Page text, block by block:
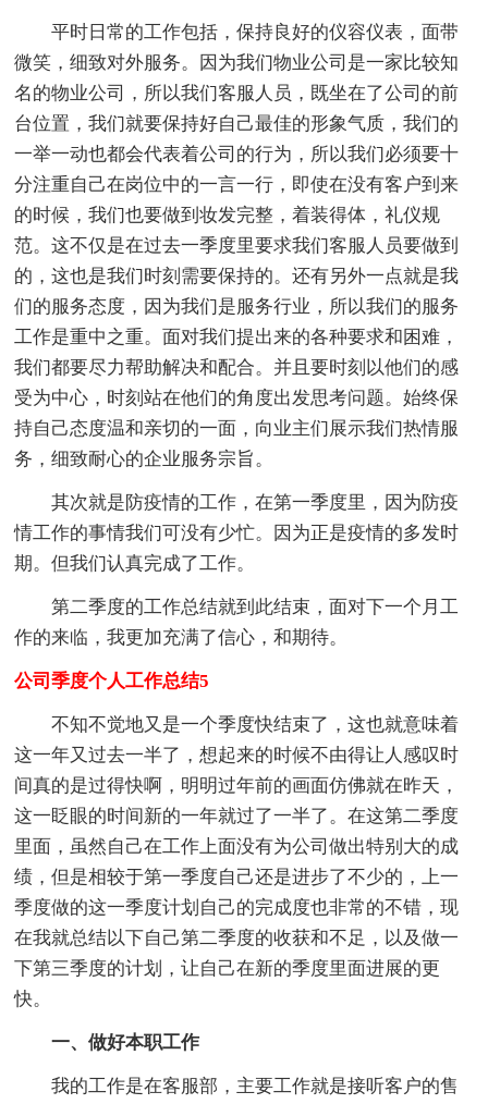
平时日常的工作包括，保持良好的仪容仪表，面带
微笑，细致对外服务。因为我们物业公司是一家比较知
名的物业公司，所以我们客服人员，既坐在了公司的前
台位置，我们就要保持好自己最佳的形象气质，我们的
一举一动也都会代表着公司的行为，所以我们必须要十
分注重自己在岗位中的一言一行，即使在没有客户到来
的时候，我们也要做到妆发完整，着装得体，礼仪规
范。这不仅是在过去一季度里要求我们客服人员要做到
的，这也是我们时刻需要保持的。还有另外一点就是我
们的服务态度，因为我们是服务行业，所以我们的服务
工作是重中之重。面对我们提出来的各种要求和困难，
我们都要尽力帮助解决和配合。并且要时刻以他们的感
受为中心，时刻站在他们的角度出发思考问题。始终保
持自己态度温和亲切的一面，向业主们展示我们热情服
务，细致耐心的企业服务宗旨。
其次就是防疫情的工作，在第一季度里，因为防疫
情工作的事情我们可没有少忙。因为正是疫情的多发时
期。但我们认真完成了工作。
第二季度的工作总结就到此结束，面对下一个月工
作的来临，我更加充满了信心，和期待。
公司季度个人工作总结5
不知不觉地又是一个季度快结束了，这也就意味着
这一年又过去一半了，想起来的时候不由得让人感叹时
间真的是过得快啊，明明过年前的画面仿佛就在昨天，
这一眨眼的时间新的一年就过了一半了。在这第二季度
里面，虽然自己在工作上面没有为公司做出特别大的成
绩，但是相较于第一季度自己还是进步了不少的，上一
季度做的这一季度计划自己的完成度也非常的不错，现
在我就总结以下自己第二季度的收获和不足，以及做一
下第三季度的计划，让自己在新的季度里面进展的更
快。
一、做好本职工作
我的工作是在客服部，主要工作就是接听客户的售